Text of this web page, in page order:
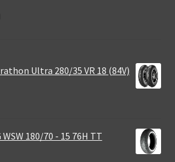
Ultra 280/35 VR 18 (84V)
180/70 - 15 76H TT